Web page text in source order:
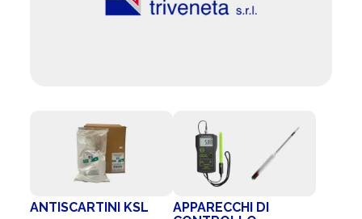
ANTISCARTINI KSL
APPARECCHI DI